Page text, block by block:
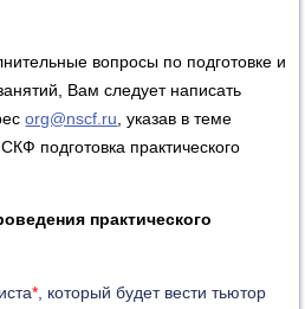
вопросы по подготовке и
Вам следует написать
org@nscf.ru , указав в теме
подготовка практического
практического
* , который будет вести тьютор